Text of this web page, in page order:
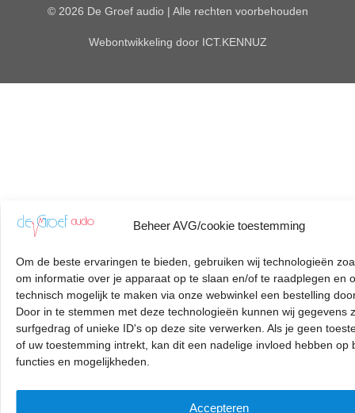
Beheer AVG/cookie toestemming
Om de beste ervaringen te bieden, gebruiken wij technologieën
om informatie over je apparaat op te slaan en/of te raadplegen en
technisch mogelijk te maken via onze webwinkel een bestelling
Door in te stemmen met deze technologieën kunnen wij gegevens
surfgedrag of unieke ID's op deze site verwerken. Als je geen
of uw toestemming intrekt, kan dit een nadelige invloed hebben op
functies en mogelijkheden.
Accepteren
© 2026 De Groef audio | Alle rechten voorbehouden
Webontwikkeling door ICT.KENNUZ